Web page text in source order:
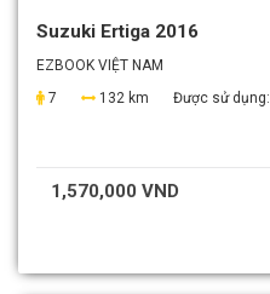
Suzuki Ertiga 2016
EZBOOK VIỆT NAM
7
132 km Được sử dụng:
1,570,000 VND